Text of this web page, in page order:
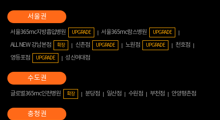
서울365mc지방흡입병원 UPGRADE 서울365mc람스병원 UPGRADE
ALL NEW 강남본점 확장 신촌점 UPGRADE 노원점 UPGRADE
천호점
영등포점
UPGRADE 성신여대점
글로벌365mc인천병원 확장 분당점 일산점 수원점 부천점 안양평촌점